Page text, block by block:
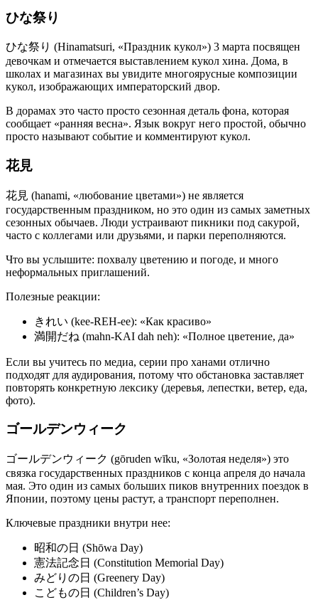
ひな祭り
ひな祭り (Hinamatsuri, «Праздник кукол») 3 марта посвящен
девочкам и отмечается выставлением кукол хина. Дома, в
школах и магазинах вы увидите многоярусные композиции
кукол, изображающих императорский двор.
В дорамах это часто просто сезонная деталь фона, которая
сообщает «ранняя весна». Язык вокруг него простой, обычно
просто называют событие и комментируют кукол.
花見
花見 (hanami, «любование цветами») не является
государственным праздником, но это один из самых заметных
сезонных обычаев. Люди устраивают пикники под сакурой,
часто с коллегами или друзьями, и парки переполняются.
Что вы услышите: похвалу цветению и погоде, и много
неформальных приглашений.
Полезные реакции:
きれい (kee-REH-ee): «Как красиво»
満開だね (mahn-KAI dah neh): «Полное цветение, да»
Если вы учитесь по медиа, серии про ханами отлично
подходят для аудирования, потому что обстановка заставляет
повторять конкретную лексику (деревья, лепестки, ветер, еда,
фото).
ゴールデンウィーク
ゴールデンウィーク (gōruden wīku, «Золотая неделя») это
связка государственных праздников с конца апреля до начала
мая. Это один из самых больших пиков внутренних поездок в
Японии, поэтому цены растут, а транспорт переполнен.
Ключевые праздники внутри нее:
昭和の日 (Shōwa Day)
憲法記念日 (Constitution Memorial Day)
みどりの日 (Greenery Day)
こどもの日 (Children’s Day)